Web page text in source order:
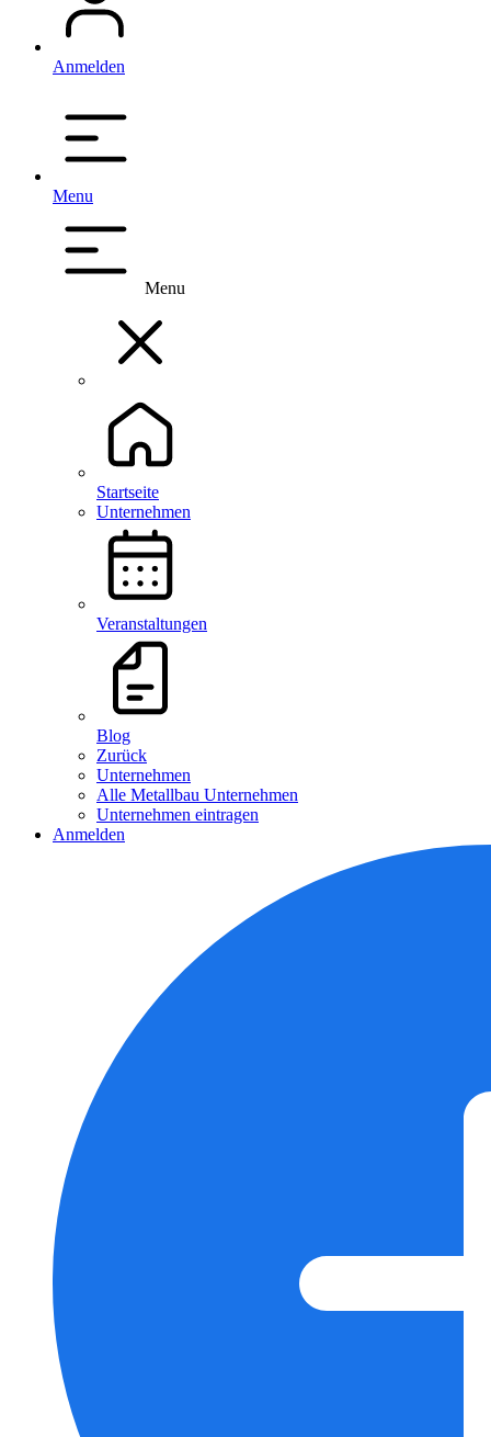
Anmelden
Menu
Menu
Startseite
Unternehmen
Veranstaltungen
Blog
Zurück
Unternehmen
Alle Metallbau Unternehmen
Unternehmen eintragen
Anmelden